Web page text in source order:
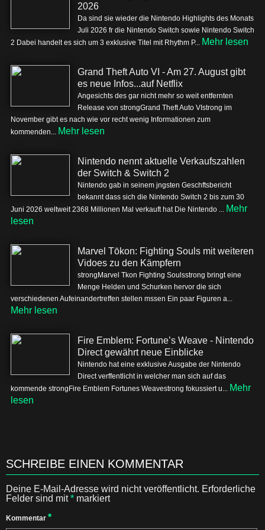
2026
Da sind sie wieder die Nintendo Highlights des Monats
Juli 2026 fr die Nintendo Switch sowie Nintendo Switch
2 Dabei handelt es sich um 3 exklusive Titel mit Rhythm P... Mehr lesen
Grand Theft Auto VI - Am 27. August gibt
es neue Infos...auf Netflix
Angesichts des gar nicht mehr so weit entfernten
Release von strongGrand Theft Auto VIstrong im
November gibt es nach wie vor recht wenig Informationen zum
kommenden... Mehr lesen
Nintendo nennt aktuelle Verkaufszahlen
der Switch & Switch 2
Nintendo gab in seinem jngsten Geschftsbericht
bekannt dass sich die Nintendo Switch 2 bis zum 30
Juni 2026 weltweit 2368 Millionen Mal verkauft hat Die Nintendo ... Mehr
lesen
Marvel Tōkon: Fighting Souls mit weiteren
Vidoes zu den Kämpfern
strongMarvel Tkon Fighting Soulsstrong bringt eine
Menge Helden und Schurken hervor die sich
verschiedenen Aufeinandertreffen stellen mssen Ein paar Figuren a...
Mehr lesen
Fire Emblem: Fortune’s Weave - Nintendo
Direct gewährt neue Einblicke
Nintendo hat eine exklusive Ausgabe der Nintendo
Direct verffentlicht in welcher man sich auf das
kommende strongFire Emblem Fortunes Weavestrong fokussiert u... Mehr
lesen
SCHREIBE EINEN KOMMENTAR
Deine E-Mail-Adresse wird nicht veröffentlicht. Erforderliche
Felder sind mit* markiert
Kommentar *